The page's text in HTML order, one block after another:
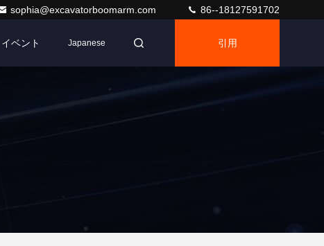
sophia@excavatorboomarm.com 86--18127591702
イベント Japanese 引用